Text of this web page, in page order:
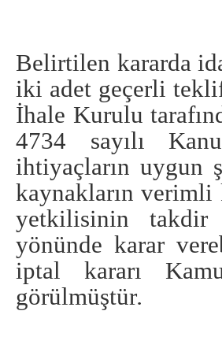
Belirtilen kararda
iki adet geçerli
İhale Kurulu
4734 sayılı
ihtiyaçların uygun
kaynakların verimli
yetkilisinin
yönünde karar
iptal kararı
görülmüştür.